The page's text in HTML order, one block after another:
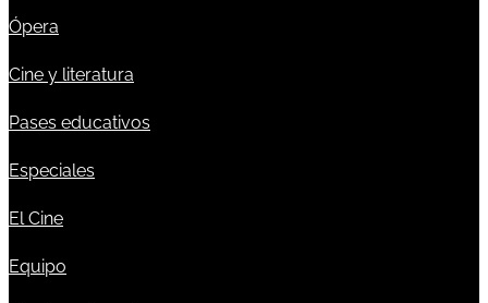
Ópera
Cine y literatura
Pases educativos
Especiales
El Cine
Equipo